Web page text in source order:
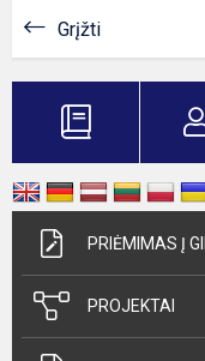
Grįžti
PRIĖMIMAS Į
PROJEKTAI